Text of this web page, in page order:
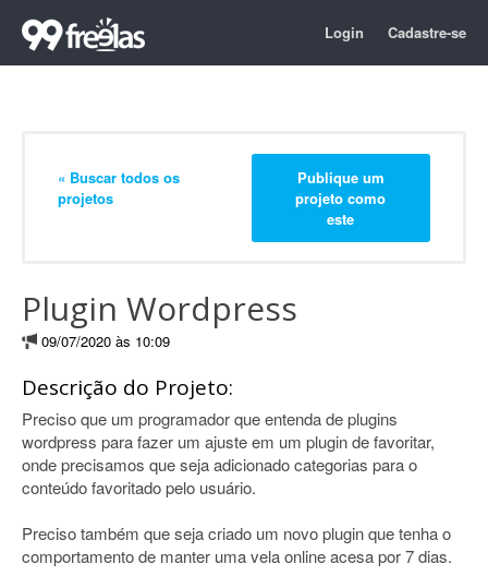
Login Cadastre-se
« Buscar todos os
projetos
Publique um
projeto como
este
Plugin Wordpress
09/07/2020 às 10:09
Descrição do Projeto:
Preciso que um programador que entenda de plugins
wordpress para fazer um ajuste em um plugin de favoritar,
onde precisamos que seja adicionado categorias para o
conteúdo favoritado pelo usuário.
Preciso também que seja criado um novo plugin que tenha o
comportamento de manter uma vela online acesa por 7 dias.